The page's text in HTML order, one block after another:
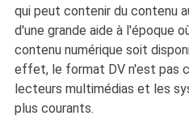
qui peut contenir du contenu
d'une grande aide à l'époque
contenu numérique soit
effet, le format DV n'est pas
lecteurs multimédias et les
plus courants.